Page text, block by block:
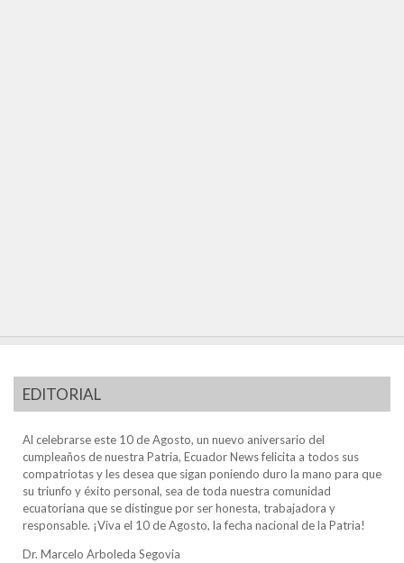
EDITORIAL
Al celebrarse este 10 de Agosto, un nuevo aniversario del
cumpleaños de nuestra Patria, Ecuador News felicita a todos sus
compatriotas y les desea que sigan poniendo duro la mano para que
su triunfo y éxito personal, sea de toda nuestra comunidad
ecuatoriana que se distingue por ser honesta, trabajadora y
responsable. ¡Viva el 10 de Agosto, la fecha nacional de la Patria!
Dr. Marcelo Arboleda Segovia